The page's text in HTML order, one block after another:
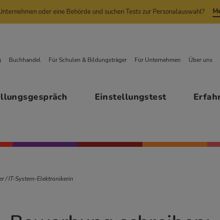
oder eine Behörde und suchen Tests zur Personalauswahl?
Einstellungstest
Buchhandel Für Schulen & Bildungsträger Für Unternehmen Über uns
/ IT-System-Elektronikerin